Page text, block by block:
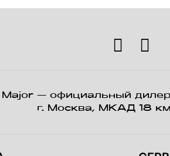
Major — официальный дилер
г. Москва, МКАД 18 км